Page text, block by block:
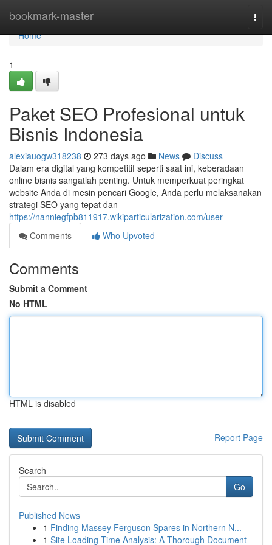
bookmark-master
Home
Home
1
Paket SEO Profesional untuk
Bisnis Indonesia
alexiauogw318238 273 days ago News
Discuss
Dalam era digital yang kompetitif seperti saat ini, keberadaan
online bisnis sangatlah penting. Untuk memperkuat peringkat
website Anda di mesin pencari Google, Anda perlu melaksanakan
strategi SEO yang tepat dan
https://nanniegfpb811917.wikiparticularization.com/user
Comments
Who Upvoted
Comments
Submit a Comment
No HTML
HTML is disabled
Report Page
Search
Go
Published News
1 Finding Massey Ferguson Spares in Northern N...
1 Site Loading Time Analysis: A Thorough Document